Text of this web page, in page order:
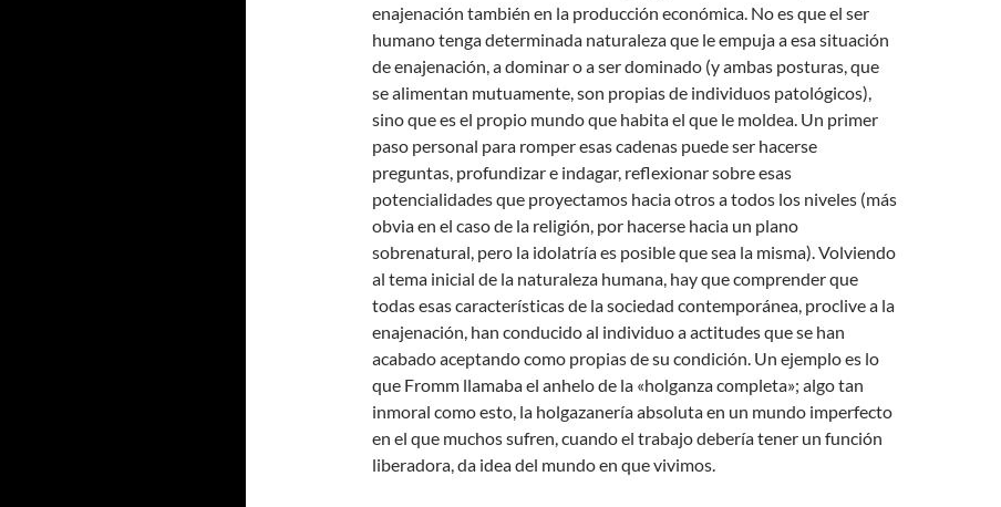
enajenación también en la producción económica. No es que el ser
humano tenga determinada naturaleza que le empuja a esa situación
de enajenación, a dominar o a ser dominado (y ambas posturas, que
se alimentan mutuamente, son propias de individuos patológicos),
sino que es el propio mundo que habita el que le moldea. Un primer
paso personal para romper esas cadenas puede ser hacerse
preguntas, profundizar e indagar, reflexionar sobre esas
potencialidades que proyectamos hacia otros a todos los niveles (más
obvia en el caso de la religión, por hacerse hacia un plano
sobrenatural, pero la idolatría es posible que sea la misma). Volviendo
al tema inicial de la naturaleza humana, hay que comprender que
todas esas características de la sociedad contemporánea, proclive a la
enajenación, han conducido al individuo a actitudes que se han
acabado aceptando como propias de su condición. Un ejemplo es lo
que Fromm llamaba el anhelo de la «holganza completa»; algo tan
inmoral como esto, la holgazanería absoluta en un mundo imperfecto
en el que muchos sufren, cuando el trabajo debería tener un función
liberadora, da idea del mundo en que vivimos.